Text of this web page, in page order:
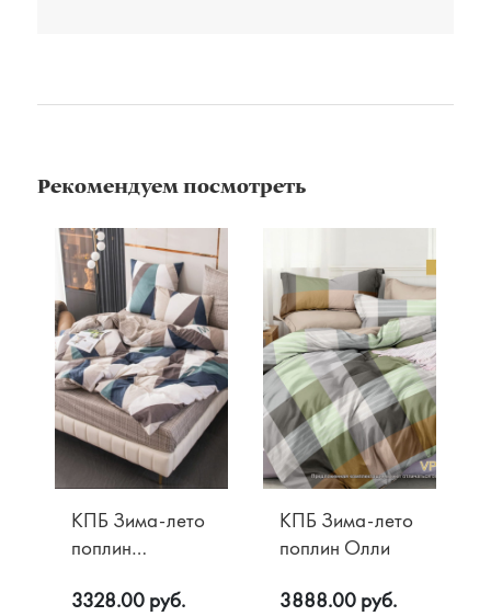
Рекомендуем посмотреть
КПБ Зима-лето
поплин
3328.00 руб.
КПБ Зима-лето
поплин Олли
3888.00 руб.